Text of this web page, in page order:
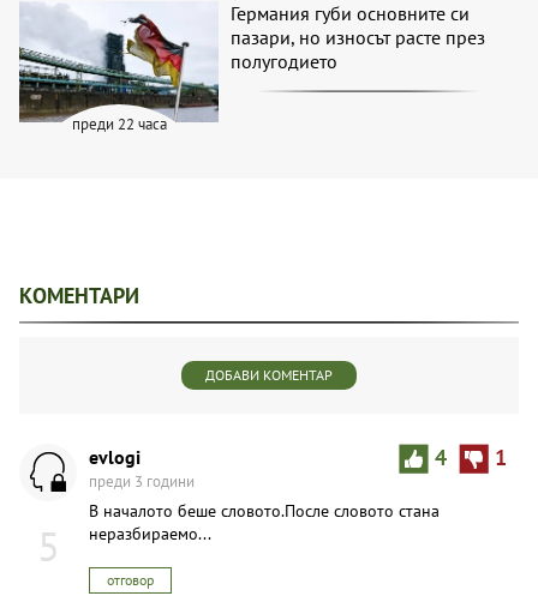
преди 22 часа
Германия губи основните си
пазари, но износът расте през
полугодието
КОМЕНТАРИ
ДОБАВИ КОМЕНТАР
5
4 1
evlogi
преди 3 години
В началото беше словото.После словото стана
неразбираемо...
отговор